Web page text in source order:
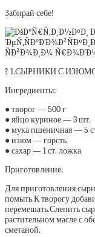
Забирай себе!
? 1.СЫРНИКИ С
Ингредиенты:
● творог — 500 г
● яйцо куриное — 3 шт.
● мука пшеничная — 5
● изюм — горсть
● сахар — 1 ст. ложка
Приготовление:
Для приготовления
помыть.К творогу
перемешать.Слепить
растительном масле с
сметаной.